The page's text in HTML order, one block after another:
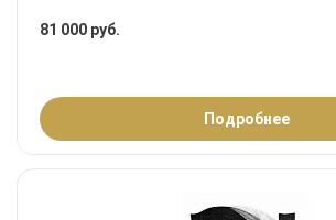
81 000 руб.
Подробнее